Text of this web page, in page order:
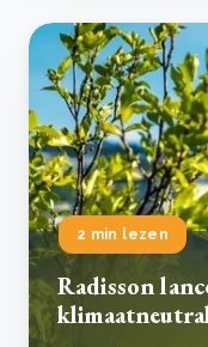
2 min lezen
Radisson